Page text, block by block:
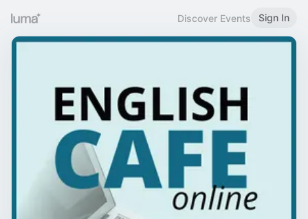
Discover Events Sign In